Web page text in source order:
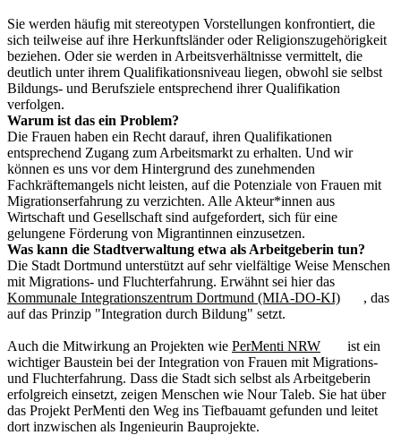
Sie werden häufig mit stereotypen Vorstellungen konfrontiert, die
sich teilweise auf ihre Herkunftsländer oder Religionszugehörigkeit
beziehen. Oder sie werden in Arbeitsverhältnisse vermittelt, die
deutlich unter ihrem Qualifikationsniveau liegen, obwohl sie selbst
Bildungs- und Berufsziele entsprechend ihrer Qualifikation
verfolgen.
Warum ist das ein Problem?
Die Frauen haben ein Recht darauf, ihren Qualifikationen
entsprechend Zugang zum Arbeitsmarkt zu erhalten. Und wir
können es uns vor dem Hintergrund des zunehmenden
Fachkräftemangels nicht leisten, auf die Potenziale von Frauen mit
Migrationserfahrung zu verzichten. Alle Akteur*innen aus
Wirtschaft und Gesellschaft sind aufgefordert, sich für eine
gelungene Förderung von Migrantinnen einzusetzen.
Was kann die Stadtverwaltung etwa als Arbeitgeberin tun?
Die Stadt Dortmund unterstützt auf sehr vielfältige Weise Menschen
mit Migrations- und Fluchterfahrung. Erwähnt sei hier das
Kommunale Integrationszentrum Dortmund (MIA-DO-KI)
, das
auf das Prinzip "Integration durch Bildung" setzt.
Auch die Mitwirkung an Projekten wie PerMenti NRW
ist ein
wichtiger Baustein bei der Integration von Frauen mit Migrations-
und Fluchterfahrung. Dass die Stadt sich selbst als Arbeitgeberin
erfolgreich einsetzt, zeigen Menschen wie Nour Taleb. Sie hat über
das Projekt PerMenti den Weg ins Tiefbauamt gefunden und leitet
dort inzwischen als Ingenieurin Bauprojekte.